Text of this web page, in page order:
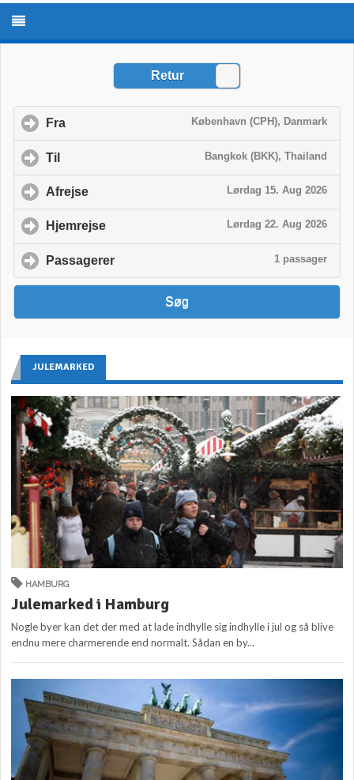
JULEMARKED
HAMBURG
Julemarked i Hamburg
Nogle byer kan det der med at lade indhylle sig indhylle i jul og så blive
endnu mere charmerende end normalt. Sådan en by...